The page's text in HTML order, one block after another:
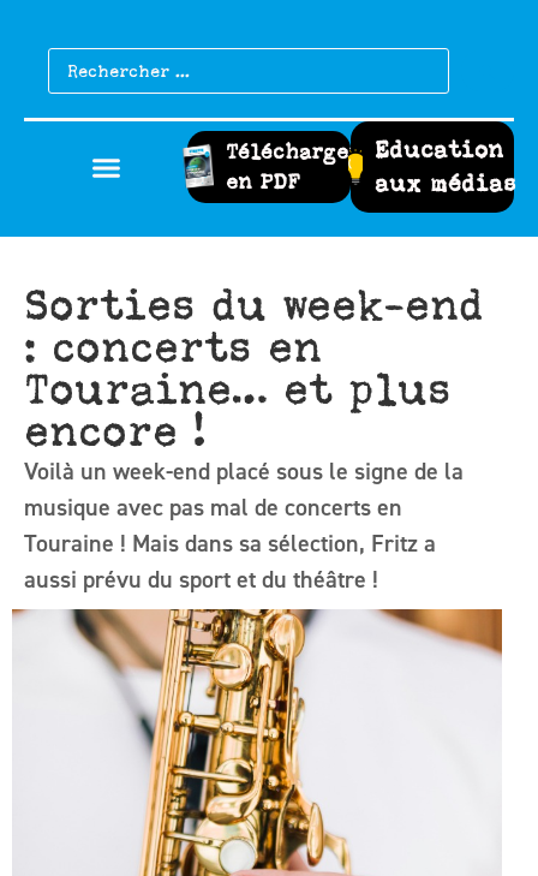
Télécharger
en PDF
Education
aux médias
Sorties du week-end
: concerts en
Touraine… et plus
encore !
Voilà un week-end placé sous le signe de la
musique avec pas mal de concerts en
Touraine ! Mais dans sa sélection, Fritz a
aussi prévu du sport et du théâtre !